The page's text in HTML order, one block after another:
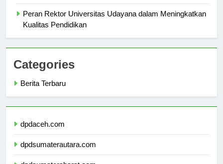
Peran Rektor Universitas Udayana dalam Meningkatkan
Categories